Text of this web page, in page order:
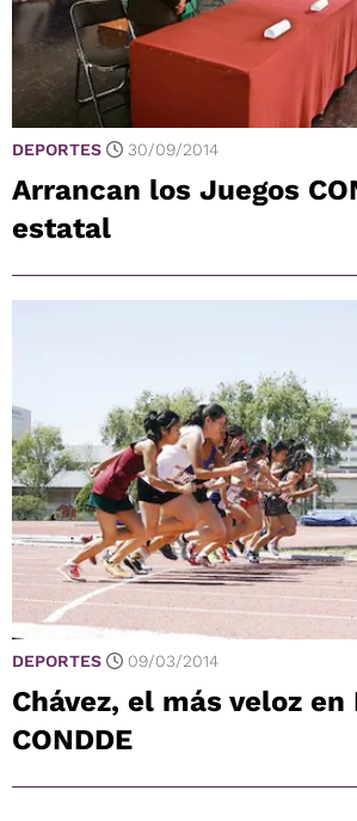
DEPORTES 30/09/2014
Arrancan los Juegos
estatal
DEPORTES 09/03/2014
Chávez, el más veloz en
CONDDE